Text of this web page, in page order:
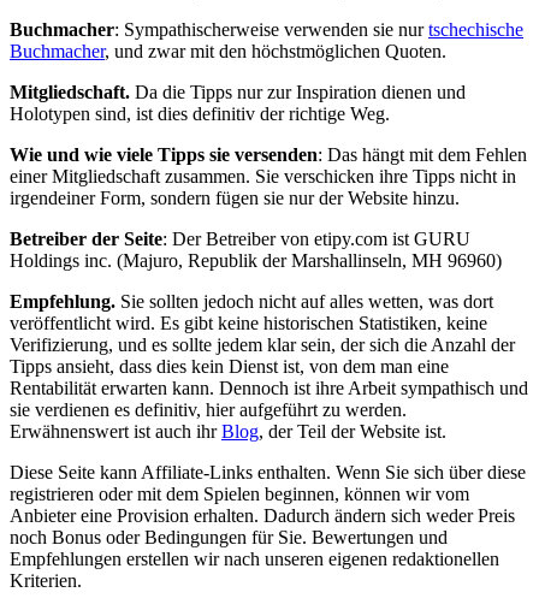
Buchmacher: Sympathischerweise verwenden sie nurtschechische
Buchmacher, und zwar mit den höchstmöglichen Quoten.
Mitgliedschaft. Da die Tipps nur zur Inspiration dienen und
Holotypen sind, ist dies definitiv der richtige Weg.
Wie und wie viele Tipps sie versenden: Das hängt mit dem Fehlen
einer Mitgliedschaft zusammen. Sie verschicken ihre Tipps nicht in
irgendeiner Form, sondern fügen sie nur der Website hinzu.
Betreiber der Seite: Der Betreiber von etipy.com ist GURU
Holdings inc. (Majuro, Republik der Marshallinseln, MH 96960)
Empfehlung. Sie sollten jedoch nicht auf alles wetten, was dort
veröffentlicht wird. Es gibt keine historischen Statistiken, keine
Verifizierung, und es sollte jedem klar sein, der sich die Anzahl der
Tipps ansieht, dass dies kein Dienst ist, von dem man eine
Rentabilität erwarten kann. Dennoch ist ihre Arbeit sympathisch und
sie verdienen es definitiv, hier aufgeführt zu werden.
Erwähnenswert ist auch ihrBlog, der Teil der Website ist.
Diese Seite kann Affiliate-Links enthalten. Wenn Sie sich über diese
registrieren oder mit dem Spielen beginnen, können wir vom
Anbieter eine Provision erhalten. Dadurch ändern sich weder Preis
noch Bonus oder Bedingungen für Sie. Bewertungen und
Empfehlungen erstellen wir nach unseren eigenen redaktionellen
Kriterien.